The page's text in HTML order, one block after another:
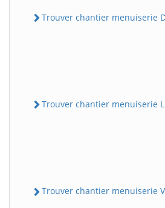
Trouver chantier menuiserie
Trouver chantier menuiserie
Trouver chantier menuiserie